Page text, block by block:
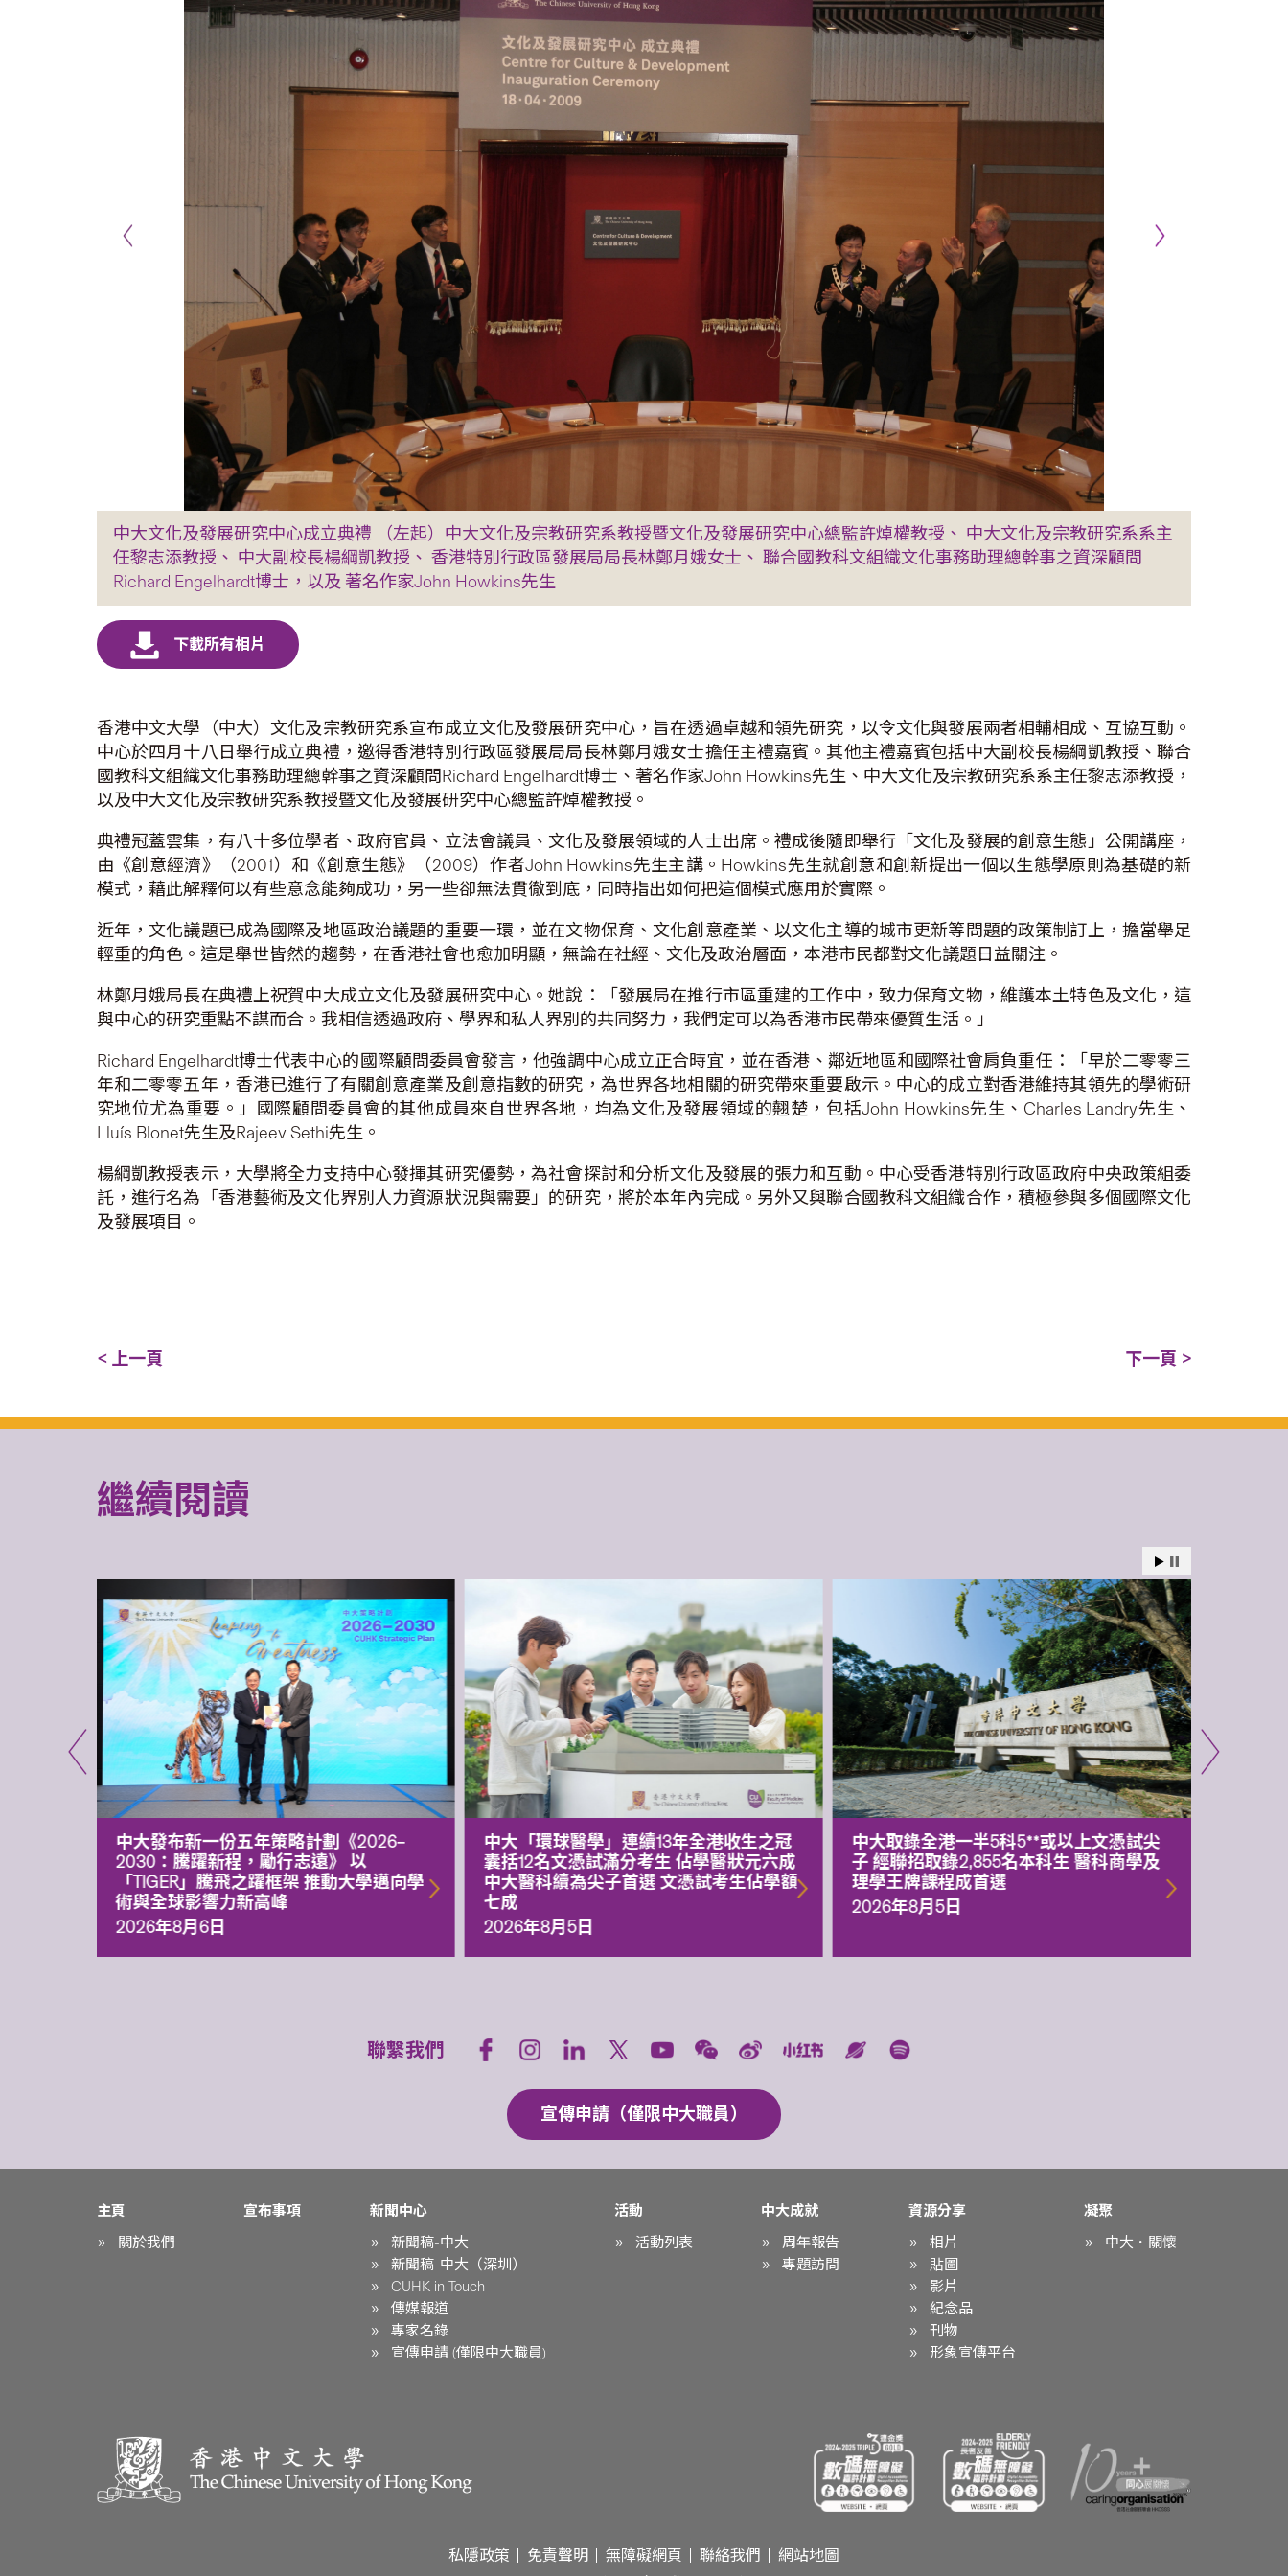
中大文化及發展研究中心成立典禮 （左起）中大文化及宗教研究系教授暨文化及發展研究中心總監許焯權教授、 中大文化及宗教研究系系主
任黎志添教授、 中大副校長楊綱凱教授、 香港特別行政區發展局局長林鄭月娥女士、 聯合國教科文組織文化事務助理總幹事之資深顧問
Richard Engelhardt博士，以及 著名作家John Howkins先生
香港中文大學（中大）文化及宗教研究系宣布成立文化及發展研究中心，旨在透過卓越和領先研究，以令文化與發展兩者相輔相成、互協互動。
中心於四月十八日舉行成立典禮，邀得香港特別行政區發展局局長林鄭月娥女士擔任主禮嘉賓。其他主禮嘉賓包括中大副校長楊綱凱教授、聯合
國教科文組織文化事務助理總幹事之資深顧問Richard Engelhardt博士、著名作家John Howkins先生、中大文化及宗教研究系系主任黎志添教授，
以及中大文化及宗教研究系教授暨文化及發展研究中心總監許焯權教授。
典禮冠蓋雲集，有八十多位學者、政府官員、立法會議員、文化及發展領域的人士出席。禮成後隨即舉行「文化及發展的創意生態」公開講座，
由《創意經濟》（2001）和《創意生態》（2009）作者John Howkins先生主講。Howkins先生就創意和創新提出一個以生態學原則為基礎的新
模式，藉此解釋何以有些意念能夠成功，另一些卻無法貫徹到底，同時指出如何把這個模式應用於實際。
近年，文化議題已成為國際及地區政治議題的重要一環，並在文物保育、文化創意產業、以文化主導的城市更新等問題的政策制訂上，擔當舉足
輕重的角色。這是舉世皆然的趨勢，在香港社會也愈加明顯，無論在社經、文化及政治層面，本港市民都對文化議題日益關注。
林鄭月娥局長在典禮上祝賀中大成立文化及發展研究中心。她說：「發展局在推行市區重建的工作中，致力保育文物，維護本土特色及文化，這
與中心的研究重點不謀而合。我相信透過政府、學界和私人界別的共同努力，我們定可以為香港市民帶來優質生活。」
Richard Engelhardt博士代表中心的國際顧問委員會發言，他強調中心成立正合時宜，並在香港、鄰近地區和國際社會肩負重任：「早於二零零三
年和二零零五年，香港已進行了有關創意產業及創意指數的研究，為世界各地相關的研究帶來重要啟示。中心的成立對香港維持其領先的學術研
究地位尤為重要。」國際顧問委員會的其他成員來自世界各地，均為文化及發展領域的翹楚，包括John Howkins先生、Charles Landry先生、
Lluís Blonet先生及Rajeev Sethi先生。
楊綱凱教授表示，大學將全力支持中心發揮其研究優勢，為社會探討和分析文化及發展的張力和互動。中心受香港特別行政區政府中央政策組委
託，進行名為「香港藝術及文化界別人力資源狀況與需要」的研究，將於本年內完成。另外又與聯合國教科文組織合作，積極參與多個國際文化
及發展項目。
< 上一頁 下一頁 >
繼續閱讀
中大發布新一份五年策略計劃《2026‒
2030：騰躍新程，勵行志遠》 以
「TIGER」騰飛之躍框架 推動大學邁向學
術與全球影響力新高峰
2026年8月6日
中大「環球醫學」連續13年全港收生之冠
囊括12名文憑試滿分考生 佔學醫狀元六成
中大醫科續為尖子首選 文憑試考生佔學額
七成
2026年8月5日
中大取錄全港一半5科5**或以上文憑試尖
子 經聯招取錄2,855名本科生 醫科商學及
理學王牌課程成首選
2026年8月5日
聯繫我們
宣傳申請（僅限中大職員）
主頁
關於我們
宣布事項
新聞中心
新聞稿-中大
新聞稿-中大（深圳）
CUHK in Touch
傳媒報道
專家名錄
宣傳申請 (僅限中大職員)
活動
活動列表
中大成就
周年報告
專題訪問
資源分享
相片
貼圖
影片
紀念品
刊物
形象宣傳平台
凝聚
中大．關懷
私隱政策 免責聲明 無障礙網頁 聯絡我們
網站地圖